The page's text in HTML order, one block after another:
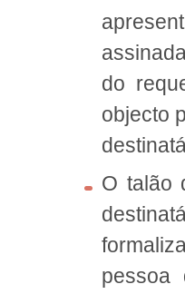
do
objecto
O talão
pessoa